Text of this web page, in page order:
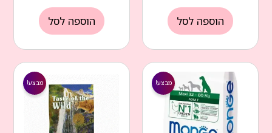
הוספה לסל הוספה לסל
מבצע!
המחיר
המקורי
היה:
₪ 289.00.
המחיר
הנוכחי
הוא:
₪ 250.00.
מבצע!
המחיר
המקורי
היה:
₪ 105.00.
המחיר
הנוכחי
הוא:
₪ 90.00.